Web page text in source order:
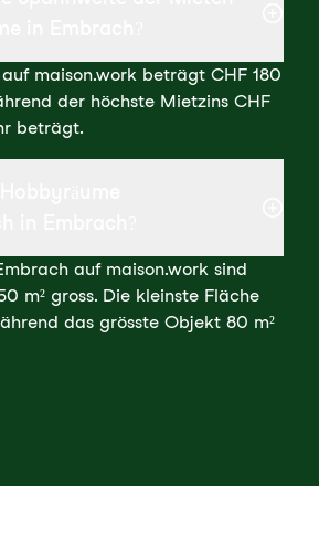
maison.work beträgt CHF 180
der höchste Mietzins CHF
beträgt.
auf maison.work sind
m² gross. Die kleinste Fläche
das grösste Objekt 80 m²